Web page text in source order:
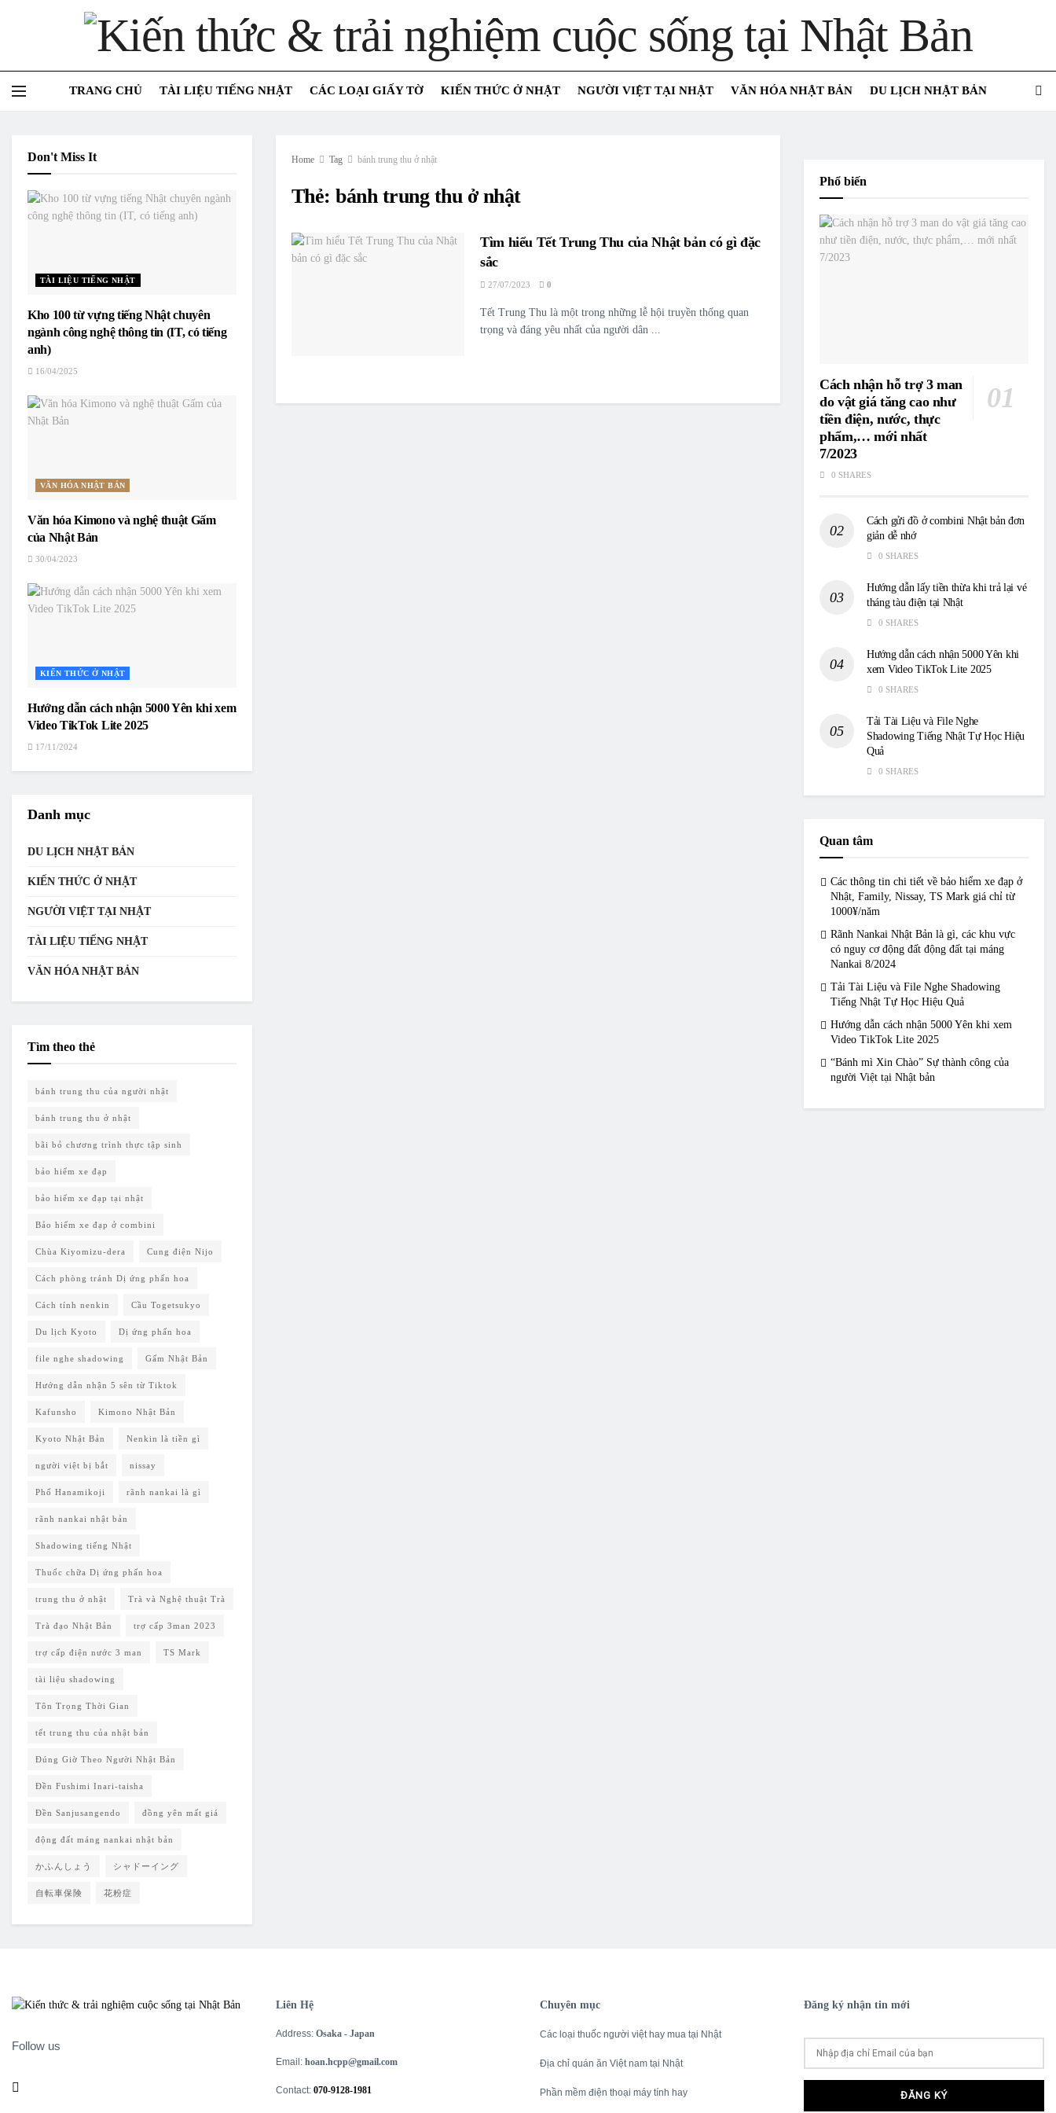
TRANG CHỦ TÀI LIỆU TIẾNG NHẬT CÁC LOẠI GIẤY TỜ KIẾN THỨC Ở NHẬT NGƯỜI VIỆT TẠI NHẬT VĂN HÓA NHẬT BẢN DU LỊCH NHẬT BẢN
Home Tag bánh trung thu ở nhật
Thẻ:bánh trung thu ở nhật
Tìm hiểu Tết Trung Thu của Nhật bản có gì đặc
sắc
27/07/2023 0
Tết Trung Thu là một trong những lễ hội truyền thống quan
trọng và đáng yêu nhất của người dân ...
Don't Miss It
TÀI LIỆU TIẾNG NHẬT
Kho 100 từ vựng tiếng Nhật chuyên
ngành công nghệ thông tin (IT, có tiếng
anh)
16/04/2025
VĂN HÓA NHẬT BẢN
Văn hóa Kimono và nghệ thuật Gấm
của Nhật Bản
30/04/2023
KIẾN THỨC Ở NHẬT
Hướng dẫn cách nhận 5000 Yên khi xem
Video TikTok Lite 2025
17/11/2024
Danh mục
DU LỊCH NHẬT BẢN
KIẾN THỨC Ở NHẬT
NGƯỜI VIỆT TẠI NHẬT
TÀI LIỆU TIẾNG NHẬT
VĂN HÓA NHẬT BẢN
Tìm theo thẻ
bánh trung thu của người nhật
bánh trung thu ở nhật
bãi bỏ chương trình thực tập sinh
bảo hiểm xe đạp
bảo hiểm xe đạp tại nhật
Bảo hiểm xe đạp ở combini
Chùa Kiyomizu-dera Cung điện Nijo
Cách phòng tránh Dị ứng phấn hoa
Cách tính nenkin Cầu Togetsukyo
Du lịch Kyoto Dị ứng phấn hoa
file nghe shadowing Gấm Nhật Bản
Hướng dẫn nhận 5 sên từ Tiktok
Kafunsho Kimono Nhật Bản
Kyoto Nhật Bản Nenkin là tiền gì
người việt bị bắt nissay
Phố Hanamikoji rãnh nankai là gì
rãnh nankai nhật bản
Shadowing tiếng Nhật
Thuốc chữa Dị ứng phấn hoa
trung thu ở nhật Trà và Nghệ thuật Trà
Trà đạo Nhật Bản trợ cấp 3man 2023
trợ cấp điện nước 3 man TS Mark
tài liệu shadowing
Tôn Trọng Thời Gian
tết trung thu của nhật bản
Đúng Giờ Theo Người Nhật Bản
Đền Fushimi Inari-taisha
Đền Sanjusangendo đồng yên mất giá
động đất máng nankai nhật bản
かふんしょう シャドーイング
自転車保険 花粉症
Phổ biến
Cách nhận hỗ trợ 3 man
do vật giá tăng cao như
tiền điện, nước, thực
phẩm,… mới nhất
7/2023
0 SHARES
Cách gửi đồ ở combini Nhật bản đơn
giản dễ nhớ
0 SHARES
Hướng dẫn lấy tiền thừa khi trả lại vé
tháng tàu điện tại Nhật
0 SHARES
Hướng dẫn cách nhận 5000 Yên khi
xem Video TikTok Lite 2025
0 SHARES
Tải Tài Liệu và File Nghe
Shadowing Tiếng Nhật Tự Học Hiệu
Quả
0 SHARES
Quan tâm
Các thông tin chi tiết về bảo hiểm xe đạp ở
Nhật, Family, Nissay, TS Mark giá chỉ từ
1000¥/năm
Rãnh Nankai Nhật Bản là gì, các khu vực
có nguy cơ động đất động đất tại máng
Nankai 8/2024
Tải Tài Liệu và File Nghe Shadowing
Tiếng Nhật Tự Học Hiệu Quả
Hướng dẫn cách nhận 5000 Yên khi xem
Video TikTok Lite 2025
“Bánh mì Xin Chào” Sự thành công của
người Việt tại Nhật bản
Follow us
Liên Hệ
Address: Osaka - Japan
Email: hoan.hcpp@gmail.com
Contact: 070-9128-1981
Chuyên mục
Các loại thuốc người việt hay mua tại Nhật
Địa chỉ quán ăn Việt nam tại Nhật
Phần mềm điện thoại máy tính hay
Đăng ký nhận tin mới